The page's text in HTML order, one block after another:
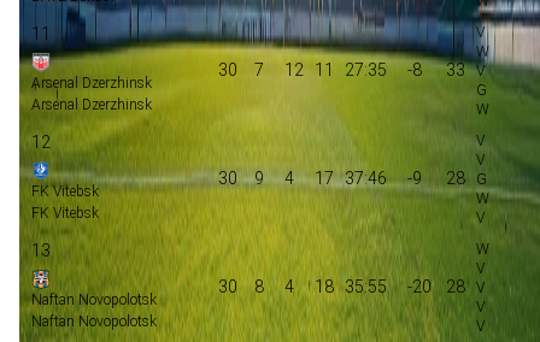
11
Arsenal Dzerzhinsk
Arsenal Dzerzhinsk
30 7 12 11 27:35 -8 33
12
FK Vitebsk
FK Vitebsk
30 9 4 17 37:46 -9 28
13
Naftan Novopolotsk
Naftan Novopolotsk
30 8 4 18 35:55 -20 28